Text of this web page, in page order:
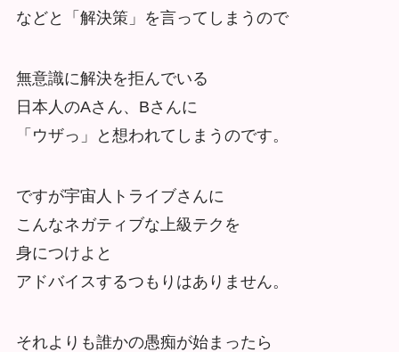
などと「解決策」を言ってしまうので
無意識に解決を拒んでいる
日本人のAさん、Bさんに
「ウザっ」と想われてしまうのです。
ですが宇宙人トライブさんに
こんなネガティブな上級テクを
身につけよと
アドバイスするつもりはありません。
それよりも誰かの愚痴が始まったら